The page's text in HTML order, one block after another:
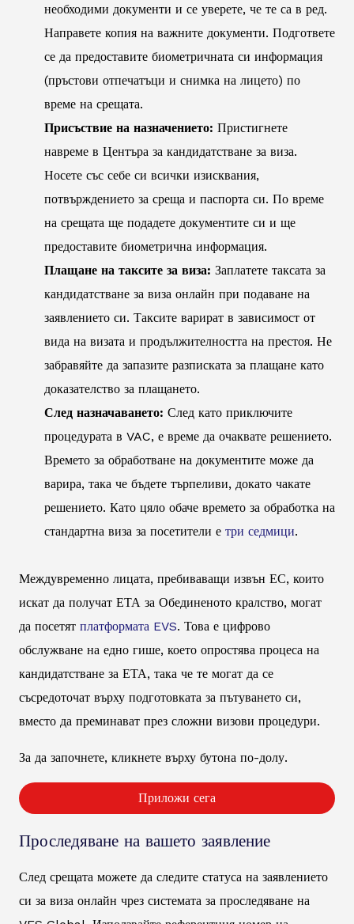
необходими документи и се уверете, че те са в ред.
Направете копия на важните документи. Подгответе
се да предоставите биометричната си информация
(пръстови отпечатъци и снимка на лицето) по
време на срещата.
Присъствие на назначението: Пристигнете
навреме в Центъра за кандидатстване за виза.
Носете със себе си всички изисквания,
потвърждението за среща и паспорта си. По време
на срещата ще подадете документите си и ще
предоставите биометрична информация.
Плащане на таксите за виза: Заплатете таксата за
кандидатстване за виза онлайн при подаване на
заявлението си. Таксите варират в зависимост от
вида на визата и продължителността на престоя. Не
забравяйте да запазите разписката за плащане като
доказателство за плащането.
След назначаването: След като приключите
процедурата в VAC, е време да очаквате решението.
Времето за обработване на документите може да
варира, така че бъдете търпеливи, докато чакате
решението. Като цяло обаче времето за обработка на
стандартна виза за посетители е три седмици.
Междувременно лицата, пребиваващи извън ЕС, които
искат да получат ЕТА за Обединеното кралство, могат
да посетят платформата EVS. Това е цифрово
обслужване на едно гише, което опростява процеса на
кандидатстване за ЕТА, така че те могат да се
съсредоточат върху подготовката за пътуването си,
вместо да преминават през сложни визови процедури.
За да започнете, кликнете върху бутона по-долу.
Приложи сега
Проследяване на вашето заявление
След срещата можете да следите статуса на заявлението
си за виза онлайн чрез системата за проследяване на